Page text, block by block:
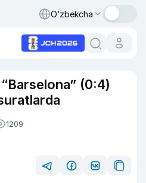
O‘zbekcha
(0:4)
1209